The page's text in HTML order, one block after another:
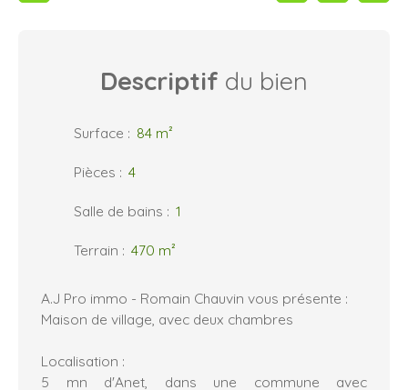
Descriptif du bien
Surface : 84 m²
Pièces : 4
Salle de bains : 1
Terrain : 470 m²
A.J Pro immo - Romain Chauvin vous présente :
Maison de village, avec deux chambres
Localisation :
5 mn d'Anet, dans une commune avec